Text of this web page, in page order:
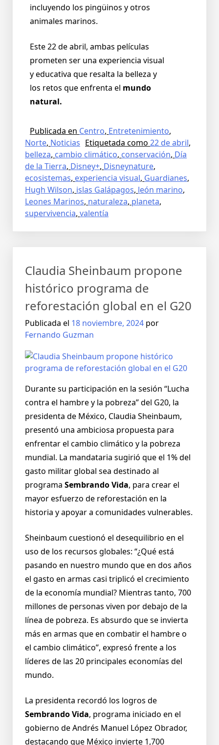
incluyendo los pingüinos y otros
animales marinos.
Este 22 de abril, ambas películas
prometen ser una experiencia visual
y educativa que resalta la belleza y
los retos que enfrenta el mundo
natural.
Publicada en Centro, Entretenimiento,
Norte, Noticias Etiquetada como 22 de abril,
belleza, cambio climático, conservación, Día
de la Tierra, Disney+, Disneynature,
ecosistemas, experiencia visual, Guardianes,
Hugh Wilson, islas Galápagos, león marino,
Leones Marinos, naturaleza, planeta,
supervivencia, valentía
Claudia Sheinbaum propone
histórico programa de
reforestación global en el G20
Publicada el 18 noviembre, 2024 por
Fernando Guzman
Durante su participación en la sesión “Lucha
contra el hambre y la pobreza” del G20, la
presidenta de México, Claudia Sheinbaum,
presentó una ambiciosa propuesta para
enfrentar el cambio climático y la pobreza
mundial. La mandataria sugirió que el 1% del
gasto militar global sea destinado al
programa Sembrando Vida, para crear el
mayor esfuerzo de reforestación en la
historia y apoyar a comunidades vulnerables.
Sheinbaum cuestionó el desequilibrio en el
uso de los recursos globales: “¿Qué está
pasando en nuestro mundo que en dos años
el gasto en armas casi triplicó el crecimiento
de la economía mundial? Mientras tanto, 700
millones de personas viven por debajo de la
línea de pobreza. Es absurdo que se invierta
más en armas que en combatir el hambre o
el cambio climático”, expresó frente a los
líderes de las 20 principales economías del
mundo.
La presidenta recordó los logros de
Sembrando Vida, programa iniciado en el
gobierno de Andrés Manuel López Obrador,
destacando que México invierte 1,700